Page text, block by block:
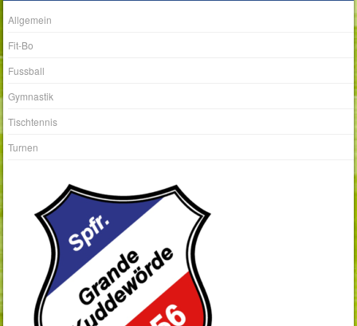
Allgemein
Fit-Bo
Fussball
Gymnastik
Tischtennis
Turnen